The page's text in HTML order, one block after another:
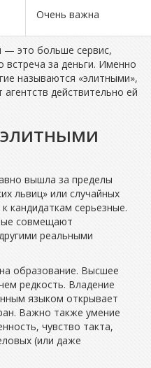
Очень важна
— это больше сервис,
встреча за деньги. Именно
называются «элитными»,
действительно ей
элитными
вышла за пределы
львиц» или случайных
кандидаткам серьезные.
совмещают
реальными
образование. Высшее
редкость. Владение
языком открывает
Важно также умение
чувство такта,
(или даже